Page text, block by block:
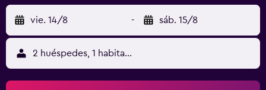
vie. 14/8 - sáb. 15/8
2 huéspedes, 1 habitación